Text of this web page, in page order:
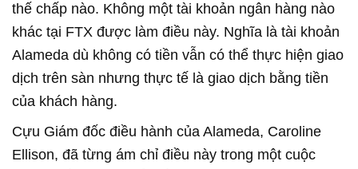
thế chấp nào. Không một tài khoản ngân hàng nào
khác tại FTX được làm điều này. Nghĩa là tài khoản
Alameda dù không có tiền vẫn có thể thực hiện giao
dịch trên sàn nhưng thực tế là giao dịch bằng tiền
của khách hàng.
Cựu Giám đốc điều hành của Alameda, Caroline
Ellison, đã từng ám chỉ điều này trong một cuộc